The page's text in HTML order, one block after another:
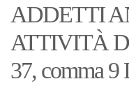
ADDETTI
ATTIVITÀ
37, comma